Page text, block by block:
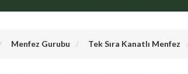
Menfez Gurubu Tek Sıra Kanatlı Menfez